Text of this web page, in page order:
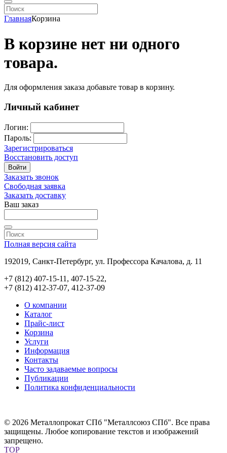
ГлавнаяКорзина
В корзине нет ни одного
товара.
Для оформления заказа добавьте товар в корзину.
Личный кабинет
Логин:
Пароль:
Зарегистрироваться
Восстановить доступ
Войти
Заказать звонок
Свободная заявка
Заказать доставку
Ваш заказ
Полная версия сайта
192019, Санкт-Петербург, ул. Профессора Качалова, д. 11
+7 (812) 407-15-11, 407-15-22,
+7 (812) 412-37-07, 412-37-09
О компании
Каталог
Прайс-лист
Корзина
Услуги
Информация
Контакты
Часто задаваемые вопросы
Публикации
Политика конфиденциальности
© 2026 Металлопрокат СПб "Металлсоюз СПб". Все права
защищены. Любое копирование текстов и изображений
запрещено.
TOP